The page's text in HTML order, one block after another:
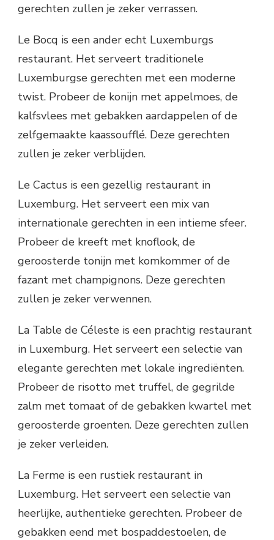
gerechten zullen je zeker verrassen.
Le Bocq is een ander echt Luxemburgs
restaurant. Het serveert traditionele
Luxemburgse gerechten met een moderne
twist. Probeer de konijn met appelmoes, de
kalfsvlees met gebakken aardappelen of de
zelfgemaakte kaassoufflé. Deze gerechten
zullen je zeker verblijden.
Le Cactus is een gezellig restaurant in
Luxemburg. Het serveert een mix van
internationale gerechten in een intieme sfeer.
Probeer de kreeft met knoflook, de
geroosterde tonijn met komkommer of de
fazant met champignons. Deze gerechten
zullen je zeker verwennen.
La Table de Céleste is een prachtig restaurant
in Luxemburg. Het serveert een selectie van
elegante gerechten met lokale ingrediënten.
Probeer de risotto met truffel, de gegrilde
zalm met tomaat of de gebakken kwartel met
geroosterde groenten. Deze gerechten zullen
je zeker verleiden.
La Ferme is een rustiek restaurant in
Luxemburg. Het serveert een selectie van
heerlijke, authentieke gerechten. Probeer de
gebakken eend met bospaddestoelen, de